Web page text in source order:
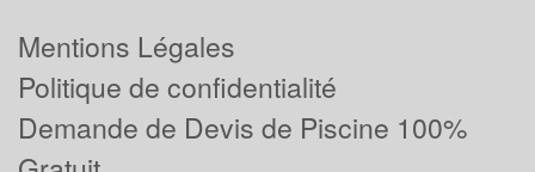
Mentions Légales
Politique de confidentialité
Demande de Devis de Piscine 100%